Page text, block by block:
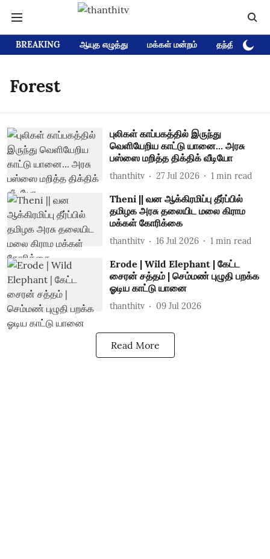
BREAKING ஆயுத எழுத்து மக்கள் மன்றம் தந்தி டிவி
Forest
புலிகள் காப்பகத்தில் இருந்து
வெளியேறிய காட்டு யானை... அரசு
பஸ்ஸை மறித்த திக்திக் வீடியோ
thanthitv 27 Jul 2026 1 min read
Theni || வன ஆக்கிரமிப்பு தீர்ப்பில்
தமிழக அரசு தலையிட மலை கிராம
மக்கள் கோரிக்கை
thanthitv 16 Jul 2026 1 min read
Erode | Wild Elephant | கேட்ட
சைரன் சத்தம் | செம்மண் புழுதி பறக்க
ஓடிய காட்டு யானை
thanthitv 09 Jul 2026
Read More